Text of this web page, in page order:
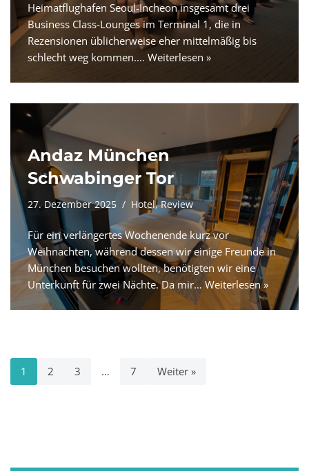
Heimatflughafen Seoul-Incheon insgesamt drei
Business Class-Lounges im Terminal 1, die in
Rezensionen üblicherweise eher mittelmäßig bis
schlecht weg kommen.… Weiterlesen »
Andaz München
Schwabinger Tor
27. Dezember 2025 Hotel,Review
Für ein verlängertes Wochenende kurz vor
Weihnachten, während dessen wir einige Freunde in
München besuchen wollten, benötigten wir eine
Unterkunft für zwei Nächte. Da mir…Weiterlesen »
1 2 3 … 7 Weiter »